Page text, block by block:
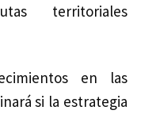
territoriales
en las
si la estrategia